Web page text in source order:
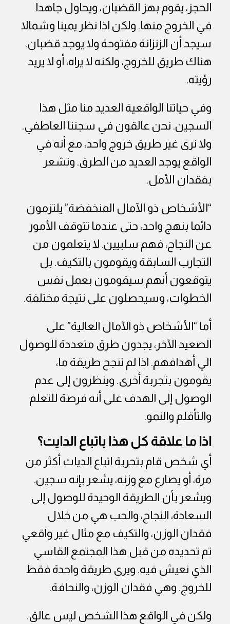
الحجز، يقوم بهز القضبان، ويحاول جاهدا
في الخروج منها. ولكن اذا نظر يمينا وشمالا
سيجد أن الزنزانة مفتوحة ولا يوجد قضبان.
هناك طريق للخروج، ولكنه لا يراه، أو لا يريد
رؤيته.
وفي حياتنا الواقعية العديد منا مثل هذا
السجين. نحن عالقون في سجننا العاطفي.
ولا نرى غير طريق خروج واحد، مع أنه في
الواقع يوجد العديد من الطرق. ونشعر
بفقدان الأمل.
“الأشخاص ذو الآمال المنخفضة” يلتزمون
دائما بنهج واحد، حتى عندما تتوقف الأمور
عن النجاح، فهم سلبيين. لا يتعلمون من
التجارب السابقة ويقومون بالتكيف. بل
يتوقعون أنهم سيقومون بعمل نفس
الخطوات، وسيحصلون على نتيجة مختلفة.
أما “الأشخاص ذو الآمال العالية” على
الصعيد الآخر، يجدون طرق متعددة للوصول
الي أهدافهم. اذا لم تنجح طريقة ما،
يقومون بتجربة أخرى. وينظرون إلى عدم
الوصول إلى الهدف على أنه فرصة للتعلم
والتأقلم والنمو.
اذا ما علاقة كل هذا باتباع الدايت؟
أي شخص قام بتحربة اتباع الديات أكثر من
مرة، أو يصارع مع وزنه، يشعر بإنه سجين.
ويشعر بأن الطريقة الوحيدة للوصول إلى
السعادة، النجاح، والحب هي من خلال
فقدان الوزن، والتكيف مع مثال غير واقعي
تم تحديده من قبل هذا المجتمع القاسي
الذي نعيش فيه. ويرى طريقة واحدة فقط
للخروج. وهي فقدان الوزن، والنحافة.
ولكن في الواقع هذا الشخص ليس عالق.